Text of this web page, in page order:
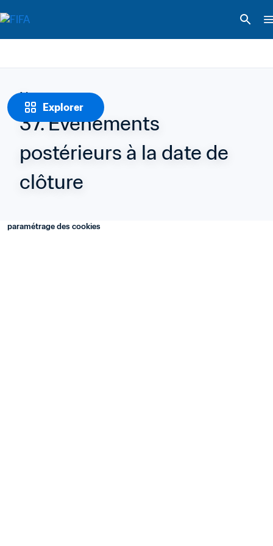
Explorer
Notes
37. Événements
postérieurs à la date de
clôture
paramétrage des cookies